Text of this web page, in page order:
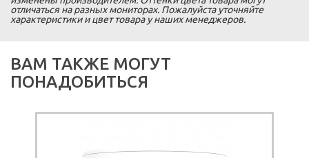
отличаться на разных мониторах. Пожалуйста уточняйте
характеристики и цвет товара у наших менеджеров.
ВАМ ТАКЖЕ МОГУТ
ПОНАДОБИТЬСЯ